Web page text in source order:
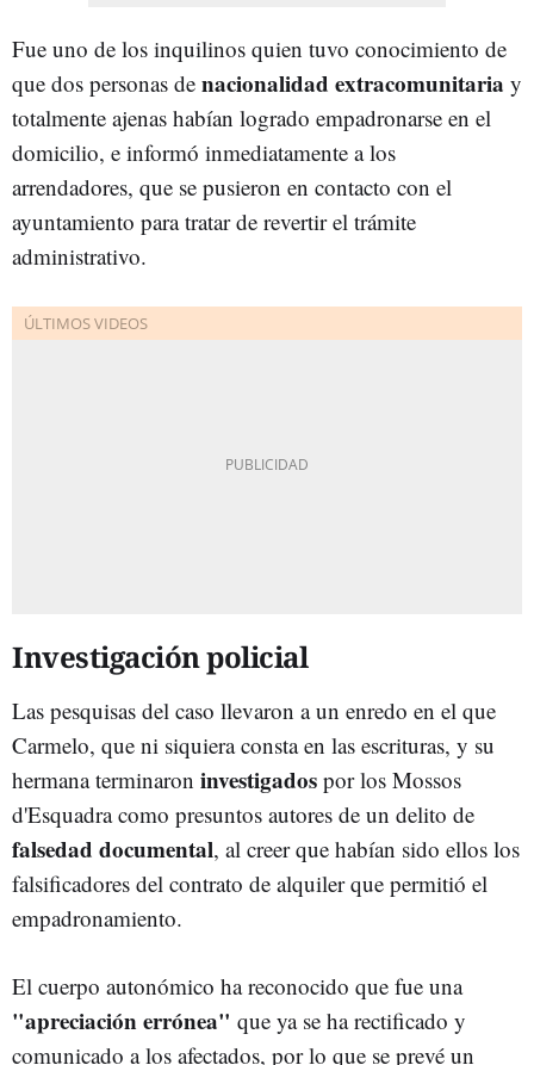
Fue uno de los inquilinos quien tuvo conocimiento de
que dos personas de nacionalidad extracomunitaria y
totalmente ajenas habían logrado empadronarse en el
domicilio, e informó inmediatamente a los
arrendadores, que se pusieron en contacto con el
ayuntamiento para tratar de revertir el trámite
administrativo.
Investigación policial
Las pesquisas del caso llevaron a un enredo en el que
Carmelo, que ni siquiera consta en las escrituras, y su
hermana terminaron investigados por los Mossos
d'Esquadra como presuntos autores de un delito de
falsedad documental, al creer que habían sido ellos los
falsificadores del contrato de alquiler que permitió el
empadronamiento.
El cuerpo autonómico ha reconocido que fue una
"apreciación errónea" que ya se ha rectificado y
comunicado a los afectados, por lo que se prevé un